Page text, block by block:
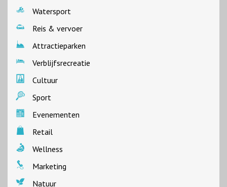
Watersport
Reis & vervoer
Attractieparken
Verblijfsrecreatie
Cultuur
Sport
Evenementen
Retail
Wellness
Marketing
Natuur